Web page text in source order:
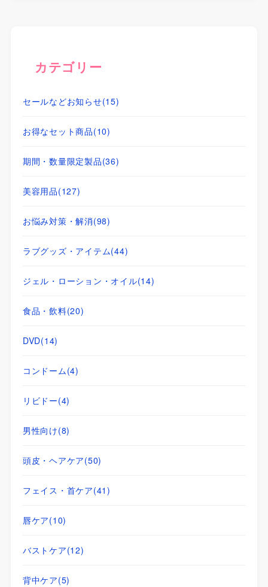
カテゴリー
セールなどお知らせ(15)
お得なセット商品(10)
期間・数量限定製品(36)
美容用品(127)
お悩み対策・解消(98)
ラブグッズ・アイテム(44)
ジェル・ローション・オイル(14)
食品・飲料(20)
DVD(14)
コンドーム(4)
リビドー(4)
男性向け(8)
頭皮・ヘアケア(50)
フェイス・首ケア(41)
唇ケア(10)
バストケア(12)
背中ケア(5)